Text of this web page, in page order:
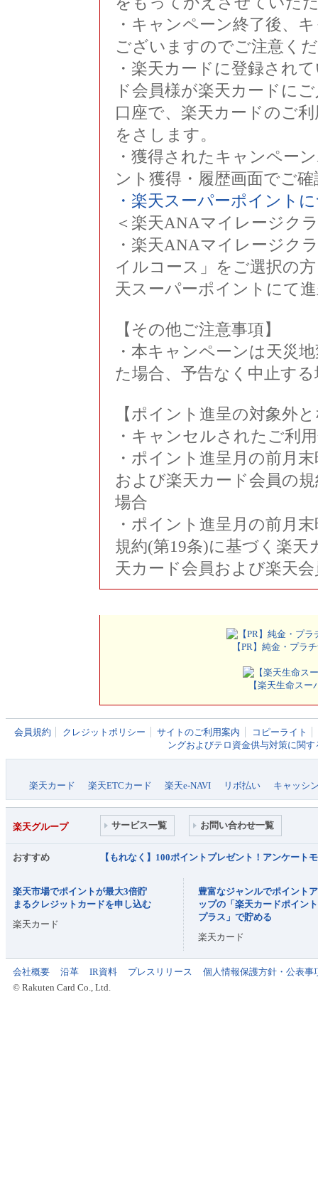
・キャンペーン終了後、
ございますのでご注意く
・楽天カードに登録され
ド会員様が楽天カードに
口座で、楽天カードのご
をさします。
・獲得されたキャンペー
ント獲得・履歴画面でご
・楽天スーパーポイント
＜楽天ANAマイレージク
・楽天ANAマイレージク
イルコース」をご選択の
天スーパーポイントにて
【その他ご注意事項】
・本キャンペーンは天災
た場合、予告なく中止す
【ポイント進呈の対象外
・キャンセルされたご利
・ポイント進呈月の前月
および楽天カード会員の
場合
・ポイント進呈月の前月
規約(第19条)に基づく楽
天カード会員および楽天
【PR】純金・プラ
【楽天生命ス
会員規約 クレジットポリシー サイトのご利用案内
コピーライト
ングおよびテロ資金供与対策に関
楽天カード
楽天ETCカード 楽天e-NAVI リボ払い キャッシ
楽天グループ サービス一覧 お問い合わせ一覧
おすすめ 【もれなく】100ポイントプレゼント！アンケー
楽天市場でポイントが最大3倍貯
まるクレジットカードを申し込む
楽天カード
豊富なジャンルでポイントア
ップの「楽天カードポイント
プラス」で貯める
楽天カード
会社概要 沿革 IR資料 プレスリリース
個人情報保護方針・公表事
© Rakuten Card Co., Ltd.